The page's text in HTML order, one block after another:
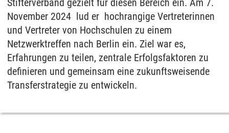
Stifterverband gezielt für diesen Bereich ein. Am 7.
November 2024 lud er hochrangige Vertreterinnen
und Vertreter von Hochschulen zu einem
Netzwerktreffen nach Berlin ein. Ziel war es,
Erfahrungen zu teilen, zentrale Erfolgsfaktoren zu
definieren und gemeinsam eine zukunftsweisende
Transferstrategie zu entwickeln.